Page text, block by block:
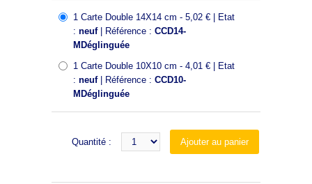
1 Carte Double 14X14 cm - 5,02 € | Etat
: neuf| Référence : CCD14-
MDéglinguée
1 Carte Double 10X10 cm - 4,01 € | Etat
: neuf| Référence : CCD10-
MDéglinguée
Quantité :